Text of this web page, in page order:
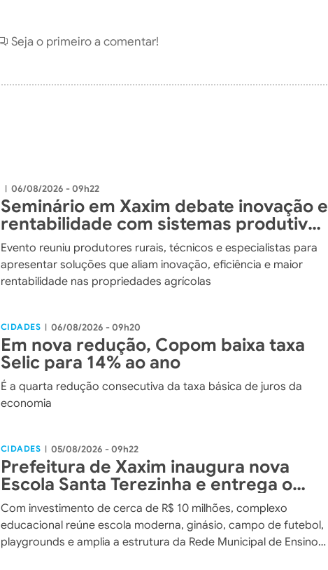
Seja o primeiro a comentar!
| 06/08/2026 - 09h22
Seminário em Xaxim debate inovação e
rentabilidade com sistemas produtivos
integrados
Evento reuniu produtores rurais, técnicos e especialistas para
apresentar soluções que aliam inovação, eficiência e maior
rentabilidade nas propriedades agrícolas
CIDADES | 06/08/2026 - 09h20
Em nova redução, Copom baixa taxa
Selic para 14% ao ano
É a quarta redução consecutiva da taxa básica de juros da
economia
CIDADES | 05/08/2026 - 09h22
Prefeitura de Xaxim inaugura nova
Escola Santa Terezinha e entrega o
maior investimento em educação da
história do município
Com investimento de cerca de R$ 10 milhões, complexo
educacional reúne escola moderna, ginásio, campo de futebol,
playgrounds e amplia a estrutura da Rede Municipal de Ensino